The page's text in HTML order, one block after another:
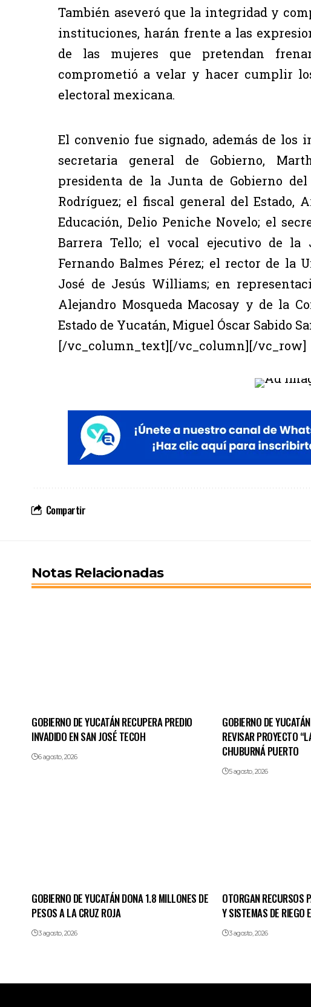
También aseveró que la integridad y
instituciones, harán frente a las
de las mujeres que pretendan
comprometió a velar y hacer cumplir
electoral mexicana.
El convenio fue signado, además de los
secretaria general de Gobierno,
presidenta de la Junta de Gobierno del
Rodríguez; el fiscal general del Estado,
Educación, Delio Peniche Novelo; el
Barrera Tello; el vocal ejecutivo de la
Fernando Balmes Pérez; el rector de la
José de Jesús Williams; en
Alejandro Mosqueda Macosay y de la
Estado de Yucatán, Miguel Óscar Sabido
[/vc_column_text][/vc_column][/vc_row]
Compartir
Notas Relacionadas
GOBIERNO DE YUCATÁN RECUPERA PREDIO
INVADIDO EN SAN JOSÉ TECOH
6 agosto, 2026
GOBIERNO DE
REVISAR PROYECTO
CHUBURNÁ PUERTO
5 agosto, 2026
GOBIERNO DE YUCATÁN DONA 1.8 MILLONES DE
PESOS A LA CRUZ ROJA
3 agosto, 2026
OTORGAN RECURSOS
Y SISTEMAS DE RIEGO
3 agosto, 2026